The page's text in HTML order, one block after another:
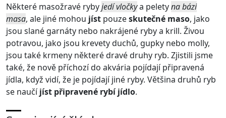
Některé masožravé rybyjedí vločkya peletyna bázi
masa, ale jiné mohou jíst pouzeskutečné maso, jako
jsou slané garnáty nebo nakrájené ryby a krill. Živou
potravou, jako jsou krevety duchů, gupky nebo molly,
jsou také krmeny některé dravé druhy ryb. Zjistili jsme
také, že nově příchozí do akvária pojídají připravená
jídla, když vidí, že je pojídají jiné ryby. Většina druhů ryb
se naučíjíst připravené rybí jídlo.